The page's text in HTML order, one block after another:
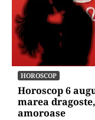
HOROSCOP
Horoscop 6
marea
amoroase